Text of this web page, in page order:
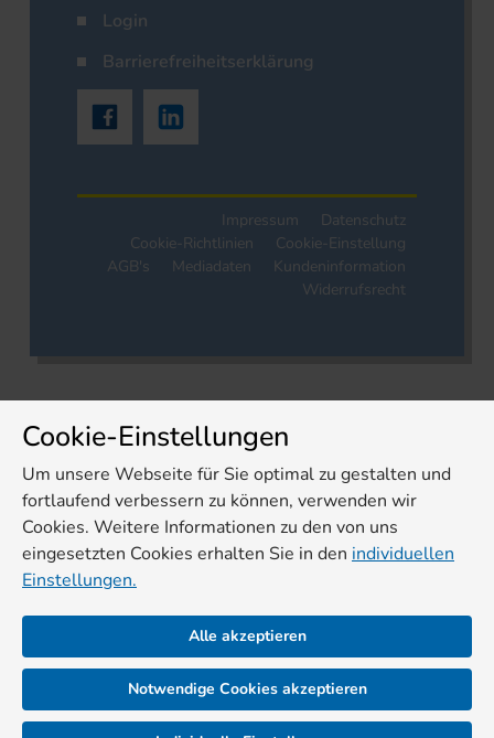
Login
Barrierefreiheitserklärung
Impressum
Datenschutz
Cookie-Richtlinien
Cookie-Einstellung
AGB's
Mediadaten
Kundeninformation
Widerrufsrecht
Cookie-Einstellungen
Um unsere Webseite für Sie optimal zu gestalten und
fortlaufend verbessern zu können, verwenden wir
Cookies. Weitere Informationen zu den von uns
eingesetzten Cookies erhalten Sie in den individuellen
Einstellungen.
Alle akzeptieren
Notwendige Cookies akzeptieren